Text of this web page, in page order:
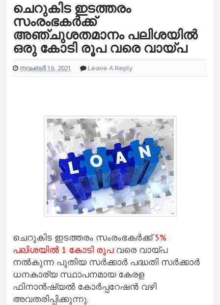
ചെറുകിട ഇടത്തരം
സംരംഭകര്‍ക്ക്
അഞ്ചുശതമാനം പലിശയില്‍
ഒരു കോടി രൂപ വരെ വായ്പ
നവംബർ 16, 2021 Leave A Reply
ചെറുകിട ഇടത്തരം സംരംഭകർക്ക്‌5%
പലിശയിൽ 1 കോടി രൂപവരെ വായ്‌പ
നൽകുന്ന പുതിയ സർക്കാർ പദ്ധതി സർക്കാർ
ധനകാര്യ സ്ഥാപനമായ കേരള
ഫിനാൻഷ്യൽ കോർപ്പറേഷൻ വഴി
അവതരിപ്പിക്കുന്നു.